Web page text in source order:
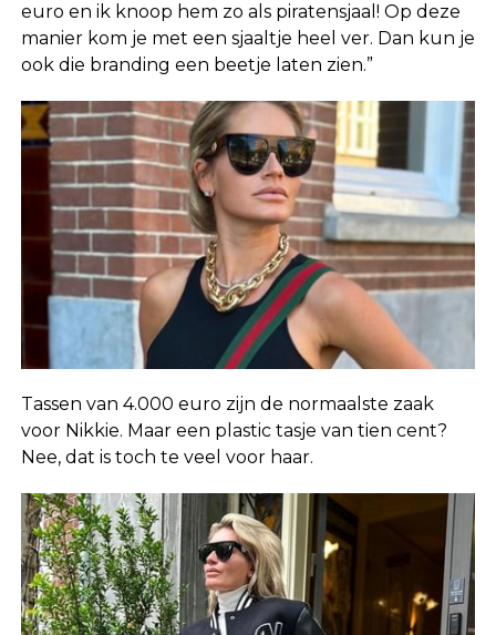
euro en ik knoop hem zo als piratensjaal! Op deze
manier kom je met een sjaaltje heel ver. Dan kun je
ook die branding een beetje laten zien.”
Tassen van 4.000 euro zijn de normaalste zaak
voor Nikkie. Maar een plastic tasje van tien cent?
Nee, dat is toch te veel voor haar.